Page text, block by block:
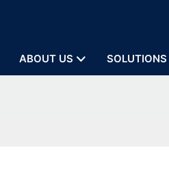
ABOUT US SOLUTIONS